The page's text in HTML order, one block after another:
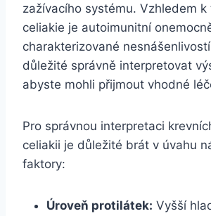
zažívacího systému. Vzhledem k
celiakie je autoimunitní
charakterizované
důležité správně interpretovat
abyste mohli přijmout vhodné
Pro správnou interpretaci
celiakii je důležité brát v úvahu
faktory:
Úroveň protilátek: Vyšší